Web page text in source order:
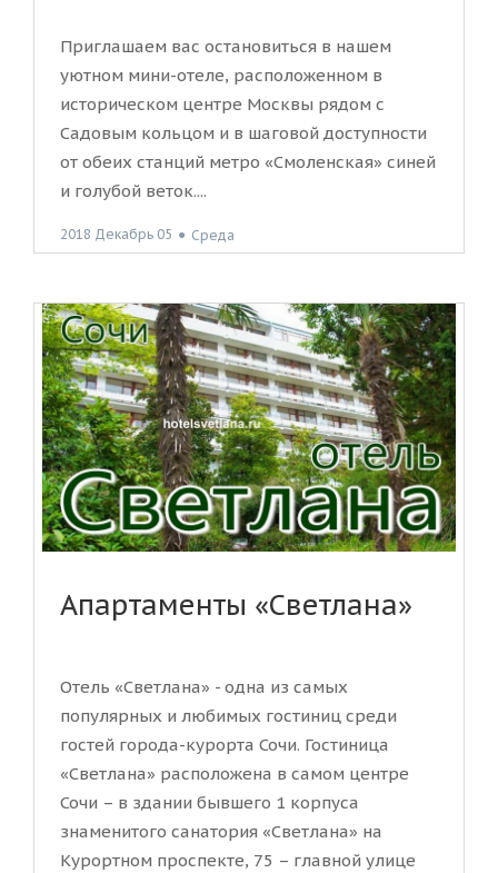
Приглашаем вас остановиться в нашем
уютном мини-отеле, расположенном в
историческом центре Москвы рядом с
Садовым кольцом и в шаговой доступности
от обеих станций метро «Смоленская» синей
и голубой веток....
2018 Декабрь 05 ● Среда
Апартаменты «Светлана»
Отель «Светлана» - одна из самых
популярных и любимых гостиниц среди
гостей города-курорта Сочи. Гостиница
«Светлана» расположена в самом центре
Сочи – в здании бывшего 1 корпуса
знаменитого санатория «Светлана» на
Курортном проспекте, 75 – главной улице